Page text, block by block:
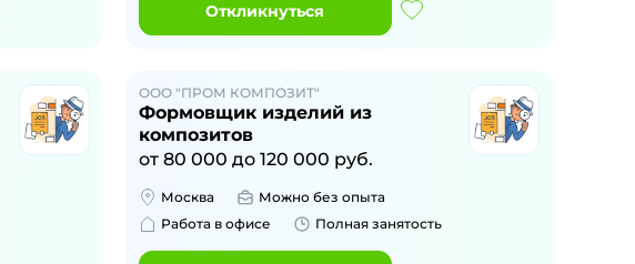
Откликнуться
ООО "ПРОМ КОМПОЗИТ"
Формовщик изделий из
композитов
от 80 000 до 120 000 руб.
Москва
Можно без опыта
Работа в офисе
Полная занятость